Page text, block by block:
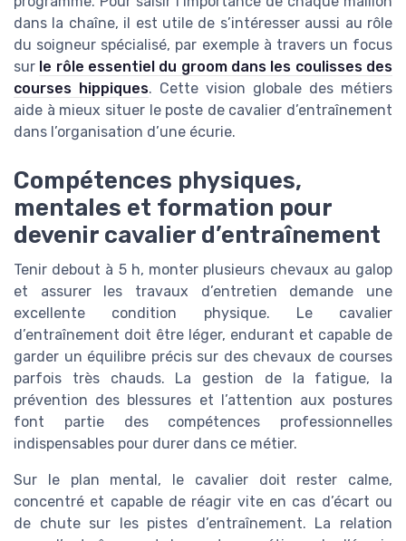
dans la chaîne, il est utile de s’intéresser aussi au rôle
du soigneur spécialisé, par exemple à travers un focus
sur le rôle essentiel du groom dans les coulisses des
courses hippiques. Cette vision globale des métiers
aide à mieux situer le poste de cavalier d’entraînement
dans l’organisation d’une écurie.
Compétences physiques,
mentales et formation pour
devenir cavalier d’entraînement
Tenir debout à 5 h, monter plusieurs chevaux au galop
et assurer les travaux d’entretien demande une
excellente condition physique. Le cavalier
d’entraînement doit être léger, endurant et capable de
garder un équilibre précis sur des chevaux de courses
parfois très chauds. La gestion de la fatigue, la
prévention des blessures et l’attention aux postures
font partie des compétences professionnelles
indispensables pour durer dans ce métier.
Sur le plan mental, le cavalier doit rester calme,
concentré et capable de réagir vite en cas d’écart ou
de chute sur les pistes d’entraînement. La relation